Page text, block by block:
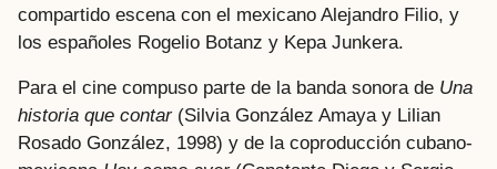
compartido escena con el mexicano Alejandro Filio, y
los españoles Rogelio Botanz y Kepa Junkera.
Para el cine compuso parte de la banda sonora de Una
historia que contar(Silvia González Amaya y Lilian
Rosado González, 1998) y de la coproducción cubano-